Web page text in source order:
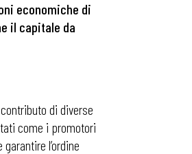
economiche di
il capitale da
di diverse
come i promotori
l’ordine